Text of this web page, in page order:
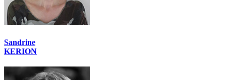
Sandrine
KERION